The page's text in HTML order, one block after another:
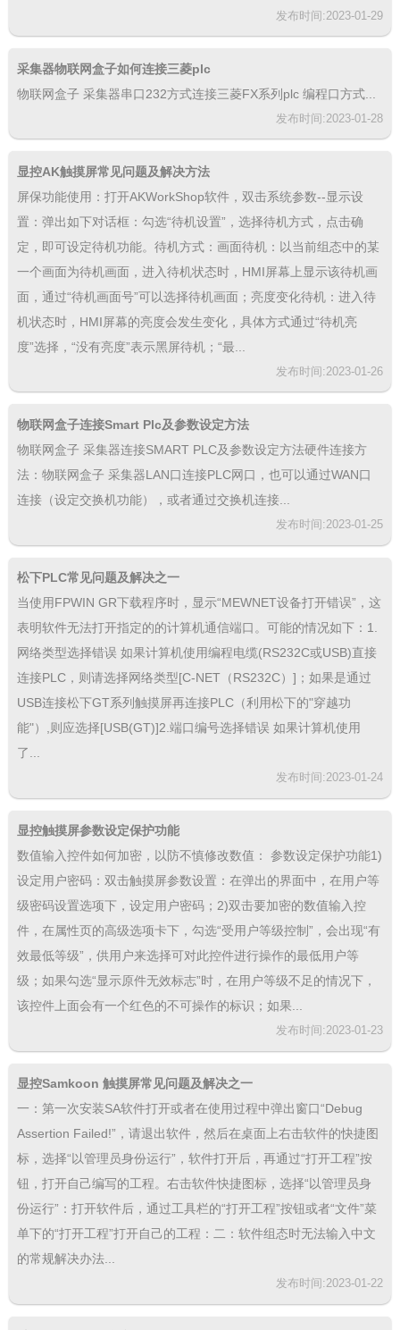
发布时间:2023-01-29
采集器物联网盒子如何连接三菱plc
物联网盒子 采集器串口232方式连接三菱FX系列plc 编程口方式...
发布时间:2023-01-28
显控AK触摸屏常见问题及解决方法
屏保功能使用：打开AKWorkShop软件，双击系统参数--显示设
置：弹出如下对话框：勾选“待机设置”，选择待机方式，点击确
定，即可设定待机功能。待机方式：画面待机：以当前组态中的某
一个画面为待机画面，进入待机状态时，HMI屏幕上显示该待机画
面，通过“待机画面号”可以选择待机画面；亮度变化待机：进入待
机状态时，HMI屏幕的亮度会发生变化，具体方式通过“待机亮
度”选择，“没有亮度”表示黑屏待机；“最...
发布时间:2023-01-26
物联网盒子连接Smart Plc及参数设定方法
物联网盒子 采集器连接SMART PLC及参数设定方法硬件连接方
法：物联网盒子 采集器LAN口连接PLC网口，也可以通过WAN口
连接（设定交换机功能），或者通过交换机连接...
发布时间:2023-01-25
松下PLC常见问题及解决之一
当使用FPWIN GR下载程序时，显示“MEWNET设备打开错误”，这
表明软件无法打开指定的的计算机通信端口。可能的情况如下：1.
网络类型选择错误 如果计算机使用编程电缆(RS232C或USB)直接
连接PLC，则请选择网络类型[C-NET（RS232C）]；如果是通过
USB连接松下GT系列触摸屏再连接PLC（利用松下的"穿越功
能"）,则应选择[USB(GT)]2.端口编号选择错误 如果计算机使用
了...
发布时间:2023-01-24
显控触摸屏参数设定保护功能
数值输入控件如何加密，以防不慎修改数值： 参数设定保护功能1)
设定用户密码：双击触摸屏参数设置：在弹出的界面中，在用户等
级密码设置选项下，设定用户密码；2)双击要加密的数值输入控
件，在属性页的高级选项卡下，勾选“受用户等级控制”，会出现“有
效最低等级”，供用户来选择可对此控件进行操作的最低用户等
级；如果勾选“显示原件无效标志”时，在用户等级不足的情况下，
该控件上面会有一个红色的不可操作的标识；如果...
发布时间:2023-01-23
显控Samkoon 触摸屏常见问题及解决之一
一：第一次安装SA软件打开或者在使用过程中弹出窗口“Debug
Assertion Failed!”，请退出软件，然后在桌面上右击软件的快捷图
标，选择“以管理员身份运行”，软件打开后，再通过“打开工程”按
钮，打开自己编写的工程。右击软件快捷图标，选择“以管理员身
份运行”：打开软件后，通过工具栏的“打开工程”按钮或者“文件”菜
单下的“打开工程”打开自己的工程：二：软件组态时无法输入中文
的常规解决办法...
发布时间:2023-01-22